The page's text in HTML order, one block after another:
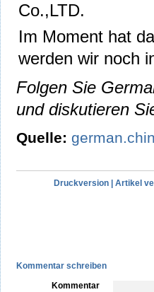
Co.,LTD.
Im Moment hat
werden wir noch
Folgen Sie
und diskutieren
Quelle:
Druckversion Artikel
Kommentar schreiben
Kommentar